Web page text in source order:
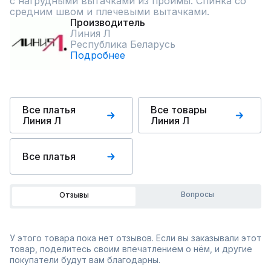
средним швом и плечевыми вытачками.
Производитель
Линия Л
Республика Беларусь
Подробнее
Все платья
Линия Л
Все товары
Линия Л
Все платья
Отзывы Вопросы
У этого товара пока нет отзывов. Если вы заказывали этот
товар, поделитесь своим впечатлением о нём, и другие
покупатели будут вам благодарны.